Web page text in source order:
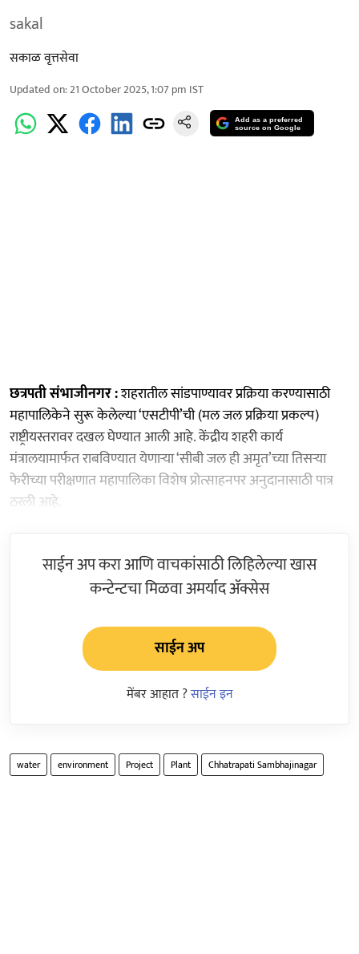
sakal
सकाळ वृत्तसेवा
Updated on:21 October 2025, 1:07 pm IST
Add as a preferred
source on Google
छत्रपती संभाजीनगर :शहरातील सांडपाण्यावर प्रक्रिया करण्यासाठी
महापालिकेने सुरू केलेल्या ‘एसटीपी’ची (मल जल प्रक्रिया प्रकल्प)
राष्ट्रीयस्तरावर दखल घेण्यात आली आहे. केंद्रीय शहरी कार्य
मंत्रालयामार्फत राबविण्यात येणाऱ्या ‘सीबी जल ही अमृत’च्या तिसऱ्या
फेरीच्या परीक्षणात महापालिका विशेष प्रोत्साहनपर अनुदानासाठी पात्र
ठरली आहे.
साईन अप करा आणि वाचकांसाठी लिहिलेल्या खास
कन्टेन्टचा मिळवा अमर्याद ॲक्सेस
साईन अप
मेंबर आहात ?साईन इन
water environment Project Plant Chhatrapati Sambhajinagar